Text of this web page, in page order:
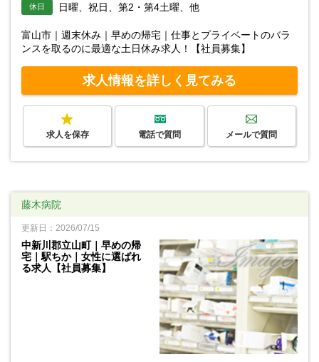
休日 日曜、祝日、第2・第4土曜、他
富山市｜週末休み｜早めの帰宅｜仕事とプライベートのバラ
ンスを取るのに最適な土日休み求人！【社員募集】
求人情報を詳しく見てみる
求人を保存 電話で質問 メールで質問
藤木病院
更新日：2026/07/15
中新川郡立山町｜早めの帰
宅｜駅ちか｜女性に選ばれ
る求人【社員募集】